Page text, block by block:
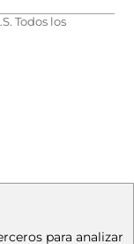
Todos los
para analizar